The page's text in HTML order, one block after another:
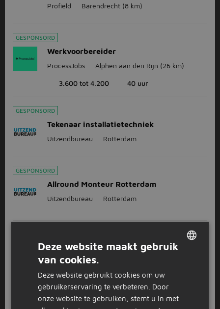
Profield Barendrecht (8 km)
GESPONSORD
Werkvoorbereider
ProcessJobs Alphen aan den Rijn (26 km)
3.600 tot 4.200 40 uur
GESPONSORD
Tekenaar installatietechniek
Uitzendbureau Rotterdam
GESPONSORD
Allround Monteur Rotterdam
Uitzendbureau Rotterdam
recent gesloten vacatures
Deze website maakt gebruik
van cookies.
Deze website gebruikt cookies om uw
gebruikerservaring te verbeteren. Door
onze website te gebruiken, stemt u in met